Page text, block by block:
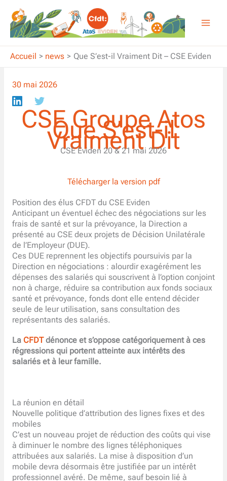
contenu
Accueil news Que S’est-il Vraiment Dit – CSE Eviden
30 mai 2026
CSE Groupe Atos
Que S’est-il
Vraiment Dit
CSE Eviden 20 & 21 mai 2026
Télécharger la version pdf
Position des élus CFDT du CSE Eviden
Anticipant un éventuel échec des négociations sur les
frais de santé et sur la prévoyance, la Direction a
présenté au CSE deux projets de Décision Unilatérale
de l’Employeur (DUE).
Ces DUE reprennent les objectifs poursuivis par la
Direction en négociations : alourdir exagérément les
dépenses des salariés qui souscrivent à l’option conjoint
non à charge, réduire sa contribution aux fonds sociaux
santé et prévoyance, fonds dont elle entend décider
seule de leur utilisation, sans consultation des
représentants des salariés.
La CFDTdénonce et s’oppose catégoriquement à ces
régressions qui portent atteinte aux intérêts des
salariés et à leur famille.
La réunion en détail
Nouvelle politique d’attribution des lignes fixes et des
mobiles
C’est un nouveau projet de réduction des coûts qui vise
à diminuer le nombre des lignes téléphoniques
attribuées aux salariés. La mise à disposition d’un
mobile devra désormais être justifiée par un intérêt
professionnel avéré. De même, sauf besoin lié à